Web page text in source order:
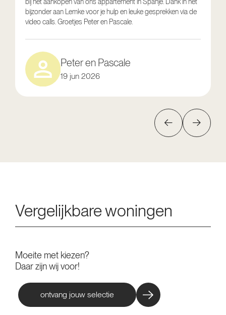
bijzonder aan Lemke voor je hulp en leuke gesprekken via de
video calls. Groetjes Peter en Pascale.
Peter en Pascale
19 jun 2026
Vergelijkbare woningen
Moeite met kiezen?
Daar zijn wij voor!
ontvang jouw selectie